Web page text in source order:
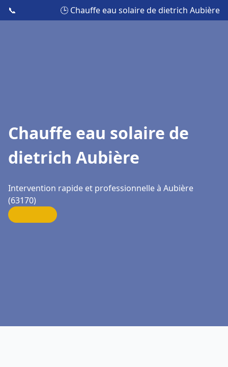
📞 🕒 Chauffe eau solaire de dietrich Aubière
Chauffe eau solaire de
dietrich Aubière
Intervention rapide et professionnelle à Aubière
(63170)